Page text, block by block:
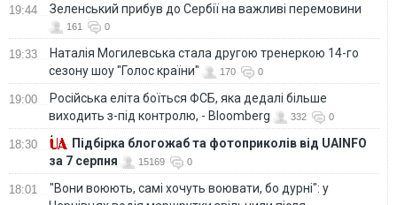
19:44 Зеленський прибув до Сербії на важливі перемовини
161 0
19:33
Наталія Могилевська стала другою тренеркою 14-го
сезону шоу "Голос країни"
170 0
19:00
Російська еліта боїться ФСБ, яка дедалі більше
виходить з-під контролю, - Bloomberg
332 0
18:30
Підбірка блогожаб та фотоприколів від UAINFO
за 7 серпня
15169 0
18:01
"Вони воюють, самі хочуть воювати, бо дурні": у